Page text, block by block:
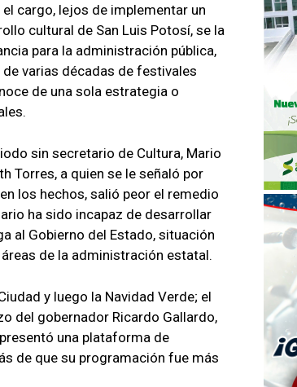
cargo, lejos de implementar un
cultural de San Luis Potosí, se la
para la administración pública,
varias décadas de festivales
de una sola estrategia o
sin secretario de Cultura, Mario
Torres, a quien se le señaló por
los hechos, salió peor el remedio
ha sido incapaz de desarrollar
al Gobierno del Estado, situación
de la administración estatal.
y luego la Navidad Verde; el
del gobernador Ricardo Gallardo,
una plataforma de
de que su programación fue más